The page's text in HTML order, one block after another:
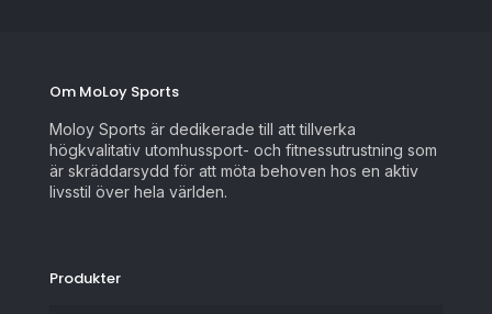
Om MoLoy Sports
Moloy Sports är dedikerade till att tillverka
högkvalitativ utomhussport- och fitnessutrustning som
är skräddarsydd för att möta behoven hos en aktiv
livsstil över hela världen.
Produkter